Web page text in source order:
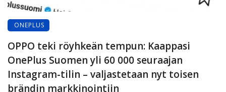
ONEPLUS
OPPO teki röyhkeän tempun: Kaappasi
OnePlus Suomen yli 60 000 seuraajan
Instagram-tilin – valjastetaan nyt toisen
brändin markkinointiin